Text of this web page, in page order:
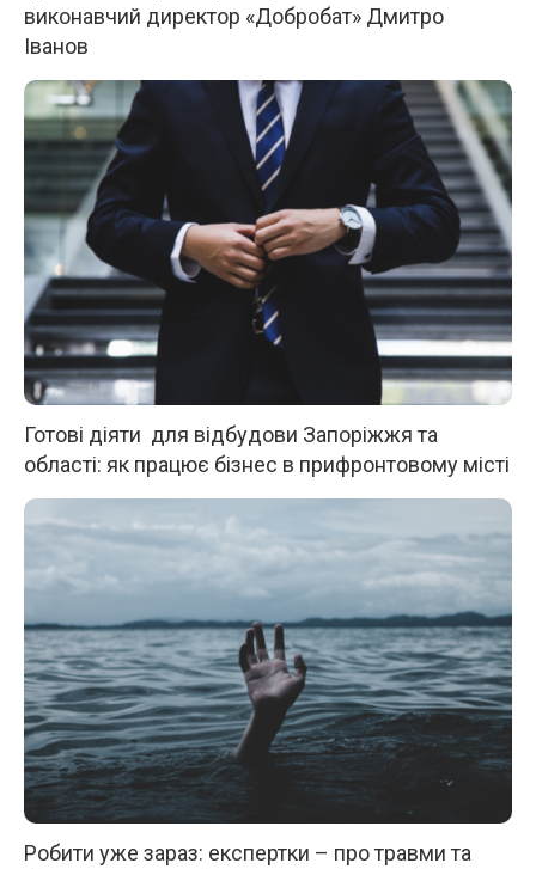
виконавчий директор «Добробат» Дмитро
Іванов
Готові діяти для відбудови Запоріжжя та
області: як працює бізнес в прифронтовому місті
Робити уже зараз: експертки – про травми та